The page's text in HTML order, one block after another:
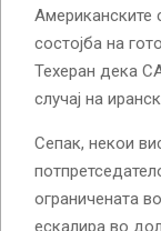
Американските
состојба на
Техеран дека
случај на
Сепак, некои
ограничената
ескалира во